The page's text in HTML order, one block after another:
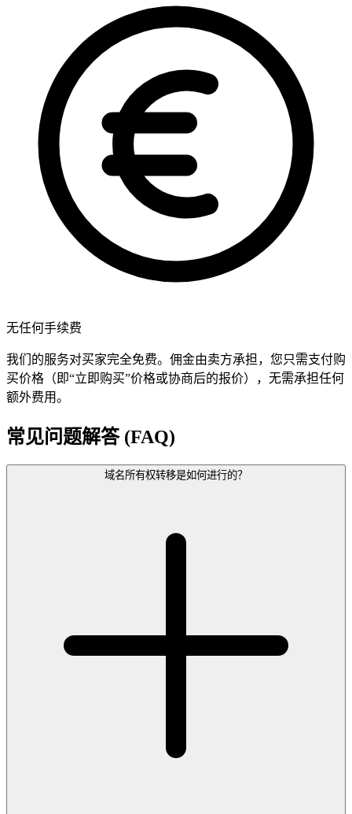
无任何手续费
我们的服务对买家完全免费。佣金由卖方承担，您只需支付购
买价格（即“立即购买”价格或协商后的报价），无需承担任何
额外费用。
常见问题解答 (FAQ)
域名所有权转移是如何进行的？